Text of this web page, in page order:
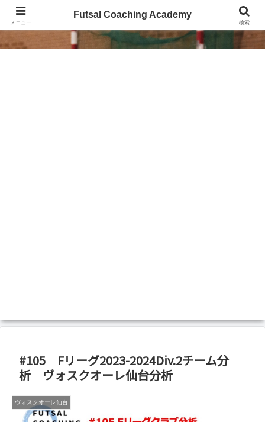
Futsal Coaching Academy
#105 Fリーグ2023-2024Div.2チーム分
析 ヴォスクオーレ仙台分析
ヴォスクオーレ仙台
メニュー
Futsal Coaching Academy
検索